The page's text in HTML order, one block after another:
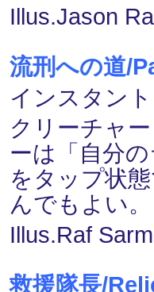
Illus.Jason
流刑への道/
インスタン
クリーチャ
ーは「自分
をタップ状
んでもよい。
Illus.Raf
救援隊長/